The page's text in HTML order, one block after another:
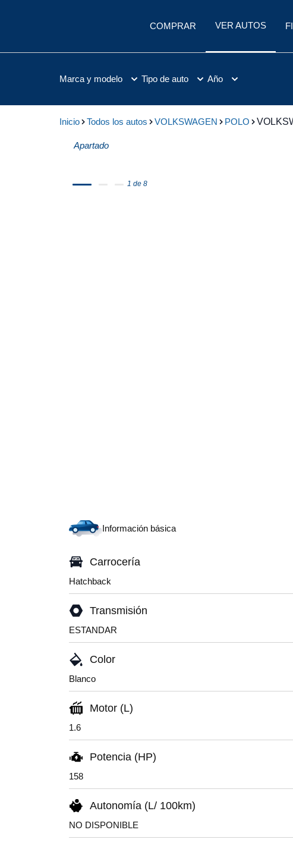
COMPRAR VER AUTOS
Marca y modelo Tipo de auto Año
Inicio Todos los autos VOLKSWAGEN POLO
Apartado
1 de 8
Información básica
Carrocería
Hatchback
Transmisión
ESTANDAR
Color
Blanco
Motor (L)
1.6
Potencia (HP)
158
Autonomía (L/ 100km)
NO DISPONIBLE